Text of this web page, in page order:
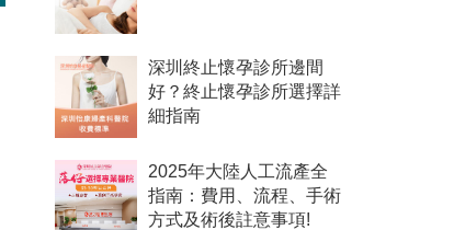
深圳終止懷孕診所邊間
好？終止懷孕診所選擇詳
細指南
2025年大陸人工流產全
指南：費用、流程、手術
方式及術後註意事項!